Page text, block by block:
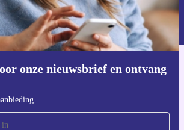
onze nieuwsbrief en ontvang
gebruik van persoonsgegevens vind je in ons
Download de refurbed app